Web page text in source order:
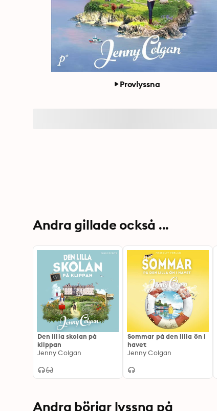
Provlyssna
Andra gillade också ...
Den lilla skolan på
klippan
Jenny Colgan
Sommar på den lilla ön i
havet
Jenny Colgan
Andra börjar lyssna på